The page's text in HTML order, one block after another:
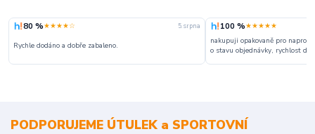
80 %★★★★☆ 5. srpna
Rychle dodáno a dobře zabaleno.
100 %★★★★★
nakupuji opakovaně pro
o stavu objednávky, rychlost
PODPORUJEME ÚTULEK a SPORTOVNÍ